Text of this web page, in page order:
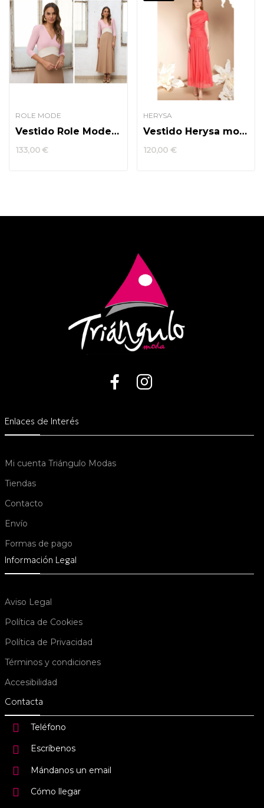
ROLE MODE
Vestido Role Mode modelo izaskun
133,00 €
HERYSA
Vestido Herysa modelo tobi
120,00 €
Enlaces de Interés
Mi cuenta Triángulo Modas
Tiendas
Contacto
Envío
Formas de pago
Información Legal
Aviso Legal
Política de Cookies
Política de Privacidad
Términos y condiciones
Accesibilidad
Contacta
Teléfono
Escríbenos
Mándanos un email
Cómo llegar